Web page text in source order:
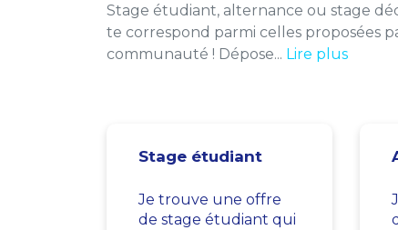
Stage étudiant, alternance ou stage
te correspond parmi celles proposées
communauté ! Dépose... Lire plus
Stage étudiant
Je trouve une offre
de stage étudiant qui